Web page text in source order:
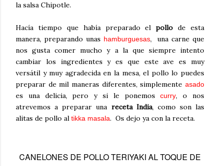
la salsa Chipotle.
Hacía tiempo que había preparado elpollo de esta
manera, preparando unas hamburguesas, una carne que
nos gusta comer mucho y a la que siempre intento
cambiar los ingredientes y es que este ave es muy
versátil y muy agradecida en la mesa, el pollo lo puedes
preparar de mil maneras diferentes, simplemente asado
es una delicia, pero y si le ponemoscurry, o nos
atrevemos a preparar una receta India, como son las
alitas de pollo al tikka masala. Os dejo ya con la receta.
CANELONES DE POLLO TERIYAKI AL TOQUE DE